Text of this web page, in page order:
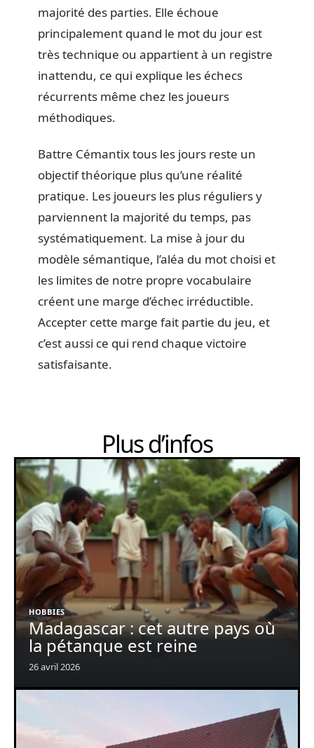
majorité des parties. Elle échoue
principalement quand le mot du jour est
très technique ou appartient à un registre
inattendu, ce qui explique les échecs
récurrents même chez les joueurs
méthodiques.
Battre Cémantix tous les jours reste un
objectif théorique plus qu’une réalité
pratique. Les joueurs les plus réguliers y
parviennent la majorité du temps, pas
systématiquement. La mise à jour du
modèle sémantique, l’aléa du mot choisi et
les limites de notre propre vocabulaire
créent une marge d’échec irréductible.
Accepter cette marge fait partie du jeu, et
c’est aussi ce qui rend chaque victoire
satisfaisante.
Plus d’infos
HOBBIES
Madagascar : cet autre pays où
la pétanque est reine
26 avril 2026